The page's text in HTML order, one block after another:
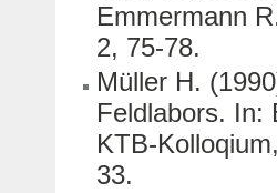
Emmermann
2, 75-78.
Müller H.
Feldlabors. In:
KTB-
33.